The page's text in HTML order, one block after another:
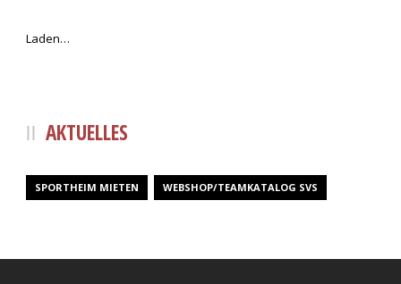
Laden…
AKTUELLES
SPORTHEIM MIETEN WEBSHOP/TEAMKATALOG SVS